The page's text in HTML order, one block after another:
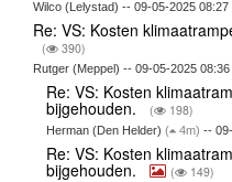
Wilco (Lelystad) -- 09-05-2025 08:27
Re: VS: Kosten
( 390)
Rutger (Meppel) -- 09-05-2025 08:36
Re: VS: Kosten
bijgehouden. ( 198)
Herman (Den Helder)( 4m) --
Re: VS: Kosten
bijgehouden. ( 149)